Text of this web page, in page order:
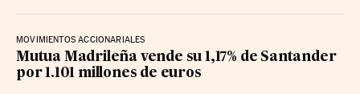
MOVIMIENTOS ACCIONARIALES
Mutua Madrileña vende su 1,17% de Santander
por 1.101 millones de euros